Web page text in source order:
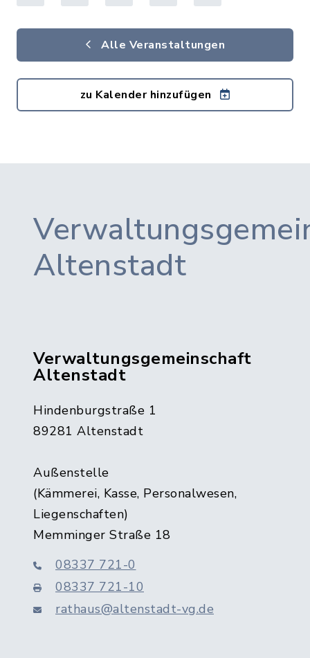
Alle Veranstaltungen
zu Kalender hinzufügen
Altenstadt
Verwaltungsgemeinschaft
Altenstadt
Hindenburgstraße 1
89281 Altenstadt
Außenstelle
(Kämmerei, Kasse, Personalwesen,
Liegenschaften)
Memminger Straße 18
08337 721-0
08337 721-10
rathaus@altenstadt-vg.de